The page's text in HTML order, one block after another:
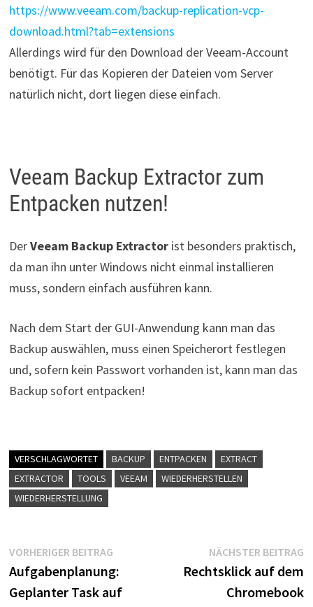
https://www.veeam.com/backup-replication-vcp-
download.html?tab=extensions
Allerdings wird für den Download der Veeam-Account
benötigt. Für das Kopieren der Dateien vom Server
natürlich nicht, dort liegen diese einfach.
Veeam Backup Extractor zum
Entpacken nutzen!
DerVeeam Backup Extractorist besonders praktisch,
da man ihn unter Windows nicht einmal installieren
muss, sondern einfach ausführen kann.
Nach dem Start der GUI-Anwendung kann man das
Backup auswählen, muss einen Speicherort festlegen
und, sofern kein Passwort vorhanden ist, kann man das
Backup sofort entpacken!
VERSCHLAGWORTET BACKUP ENTPACKEN
EXTRACT
EXTRACTOR
TOOLS VEEAM
WIEDERHERSTELLEN
WIEDERHERSTELLUNG
Beitragsnavigation
VORHERIGER BEITRAGVorheriger
Beitrag:
Aufgabenplanung:
Geplanter Task auf
NÄCHSTER BEITRAG
Rechtsklick auf dem
Chromebook